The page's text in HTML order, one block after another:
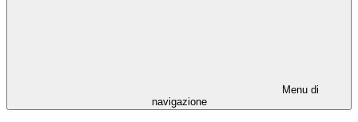
Menu di
navigazione